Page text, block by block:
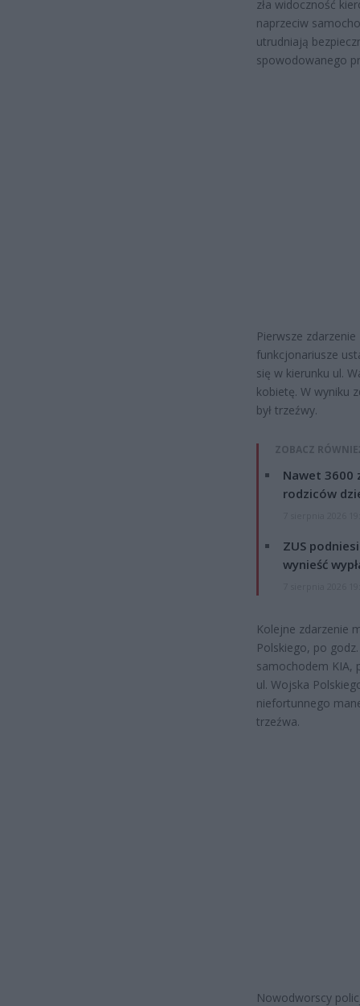
zła widoczność
naprzeciw
utrudniają
spowodowanego
Pierwsze
funkcjonariusze
się w kierunku ul.
kobietę. W wyniku
był trzeźwy.
ZOBACZ
Nawet 3600
rodziców
ZUS
wynieść
Kolejne zdarzenie
Polskiego, po
samochodem KIA,
ul. Wojska
niefortunnego
trzeźwa.
Nowodworscy